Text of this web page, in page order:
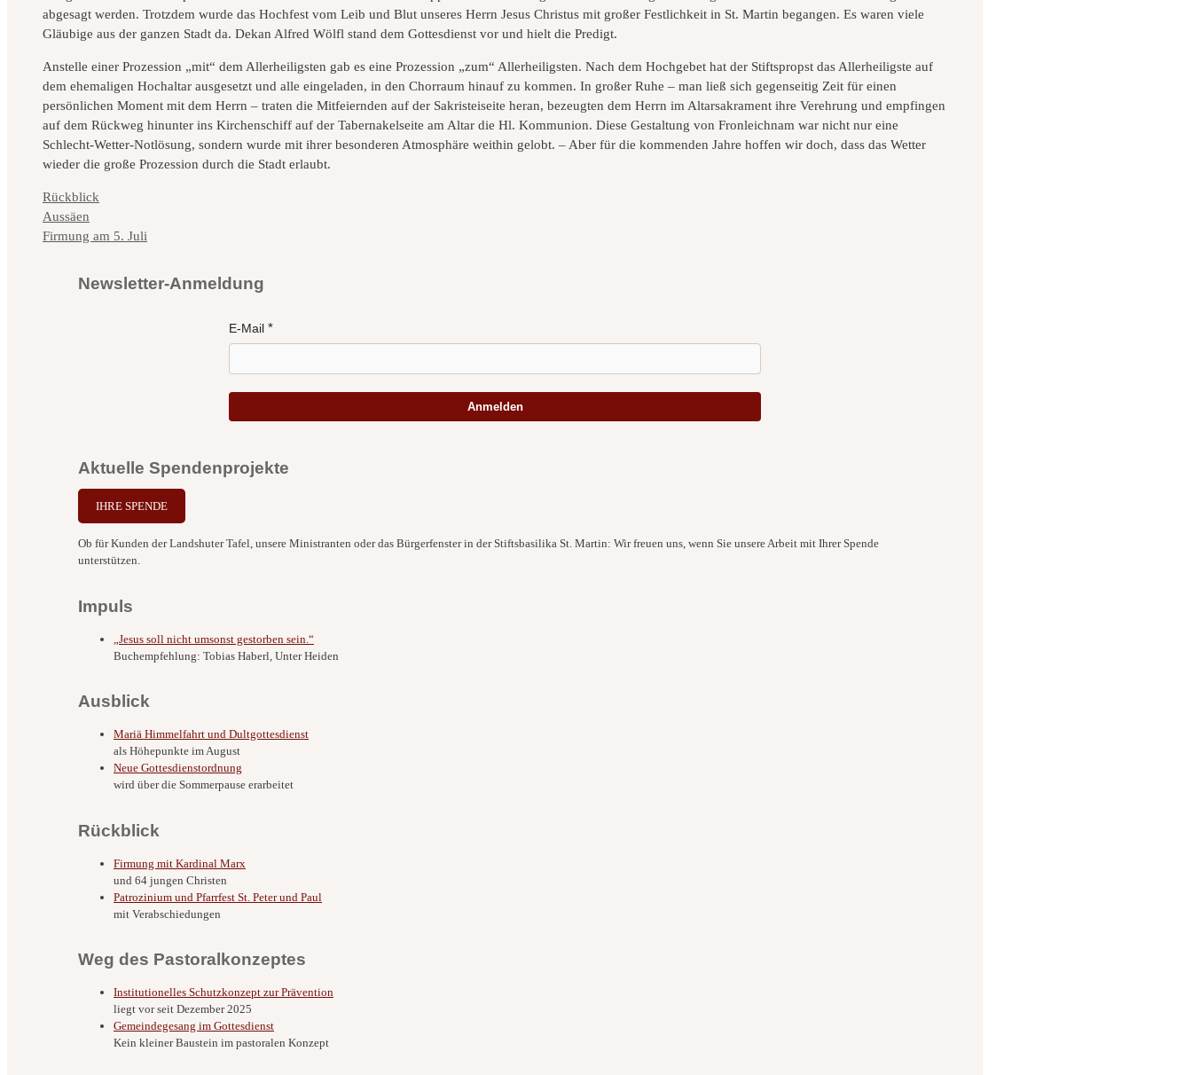
abgesagt werden. Trotzdem wurde das Hochfest vom Leib und Blut unseres Herrn Jesus Christus mit großer Festlichkeit in St. Martin begangen. Es waren viele
Gläubige aus der ganzen Stadt da. Dekan Alfred Wölfl stand dem Gottesdienst vor und hielt die Predigt.
Anstelle einer Prozession „mit“ dem Allerheiligsten gab es eine Prozession „zum“ Allerheiligsten. Nach dem Hochgebet hat der Stiftspropst das Allerheiligste auf
dem ehemaligen Hochaltar ausgesetzt und alle eingeladen, in den Chorraum hinauf zu kommen. In großer Ruhe – man ließ sich gegenseitig Zeit für einen
persönlichen Moment mit dem Herrn – traten die Mitfeiernden auf der Sakristeiseite heran, bezeugten dem Herrn im Altarsakrament ihre Verehrung und empfingen
auf dem Rückweg hinunter ins Kirchenschiff auf der Tabernakelseite am Altar die Hl. Kommunion. Diese Gestaltung von Fronleichnam war nicht nur eine
Schlecht-Wetter-Notlösung, sondern wurde mit ihrer besonderen Atmosphäre weithin gelobt. – Aber für die kommenden Jahre hoffen wir doch, dass das Wetter
wieder die große Prozession durch die Stadt erlaubt.
Kategorien
Rückblick
Aussäen
Firmung am 5. Juli
Newsletter-Anmeldung
E-Mail
Anmelden
Aktuelle Spendenprojekte
IHRE SPENDE
Ob für Kunden der Landshuter Tafel, unsere Ministranten oder das Bürgerfenster in der Stiftsbasilika St. Martin: Wir freuen uns, wenn Sie unsere Arbeit mit Ihrer Spende
unterstützen.
Impuls
„Jesus soll nicht umsonst gestorben sein.“
Buchempfehlung: Tobias Haberl, Unter Heiden
Ausblick
Mariä Himmelfahrt und Dultgottesdienst
als Höhepunkte im August
Neue Gottesdienstordnung
wird über die Sommerpause erarbeitet
Rückblick
Firmung mit Kardinal Marx
und 64 jungen Christen
Patrozinium und Pfarrfest St. Peter und Paul
mit Verabschiedungen
Weg des Pastoralkonzeptes
Institutionelles Schutzkonzept zur Prävention
liegt vor seit Dezember 2025
Gemeindegesang im Gottesdienst
Kein kleiner Baustein im pastoralen Konzept